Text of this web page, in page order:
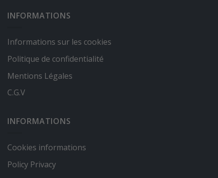
INFORMATIONS
Informations sur les cookies
Politique de confidentialité
Mentions Légales
C.G.V
INFORMATIONS
Cookies informations
Policy Privacy